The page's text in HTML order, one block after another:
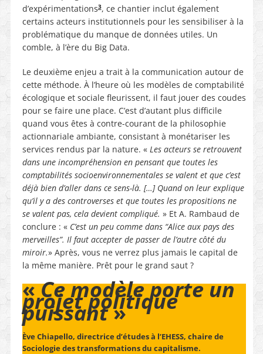
d’expérimentations3, ce chantier inclut également
certains acteurs institutionnels pour les sensibiliser à la
problématique du manque de données utiles. Un
comble, à l’ère du Big Data.
Le deuxième enjeu a trait à la communication autour de
cette méthode. À l’heure où les modèles de comptabilité
écologique et sociale fleurissent, il faut jouer des coudes
pour se faire une place. C’est d’autant plus difficile
quand vous êtes à contre-courant de la philosophie
actionnariale ambiante, consistant à monétariser les
services rendus par la nature. «Les acteurs se retrouvent
dans une incompréhension en pensant que toutes les
comptabilités socioenvironnementales se valent et que c’est
déjà bien d’aller dans ce sens-là. […] Quand on leur explique
qu’il y a des controverses et que toutes les propositions ne
se valent pas, cela devient compliqué. » Et A. Rambaud de
conclure : « C’est un peu comme dans “Alice aux pays des
merveilles”. Il faut accepter de passer de l’autre côté du
miroir.» Après, vous ne verrez plus jamais le capital de
la même manière. Prêt pour le grand saut ?
«Ce modèle porte un
projet politique
puissant»
Ève Chiapello, directrice d’études à l’EHESS, chaire de
Sociologie des transformations du capitalisme.